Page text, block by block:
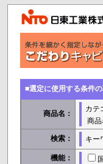
■選定に使用する条件
商品名：
カテ
商品
検索： キー
機能：